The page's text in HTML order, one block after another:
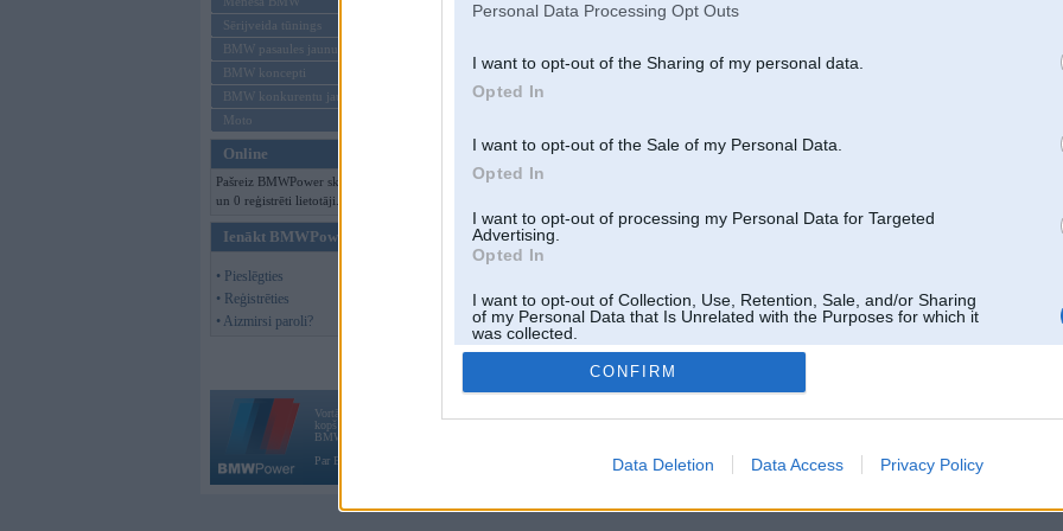
Personal Data Processing Opt Outs
I want to opt-out of the Sharing of my personal data.
Opted In
I want to opt-out of the Sale of my Personal Data.
Opted In
I want to opt-out of processing my Personal Data for Targeted
Advertising.
Opted In
I want to opt-out of Collection, Use, Retention, Sale, and/or Sharing
of my Personal Data that Is Unrelated with the Purposes for which it
was collected.
Opted Out
CONFIRM
Data Deletion Data Access Privacy Policy
Sērijveida tūnings
BMW pasaules jaunumi
BMW koncepti
BMW konkurentu jaunumi
Moto
Online
Pašreiz BMWPower skatās 93 viesi
un 0 reģistrēti lietotāji.
Ienākt BMWPower
• Pieslēgties
• Reģistrēties
• Aizmirsi paroli?
Vortāls BMWPower.lv darbojas
kopš 2002. gada 14. maija. Tas nav auto klubs un nav saistīts ar
BMW AG.
Par BMWPower